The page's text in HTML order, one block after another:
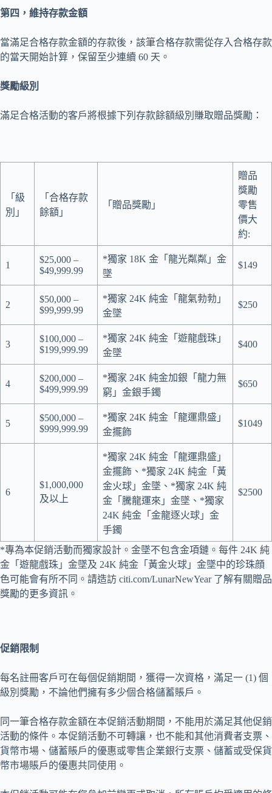
第四，維持存款金額
當滿足合格存款金額的存款後，該筆合格存款需從存入合格存款
的當天開始計算，保留至少連續 60 天。
獎勵級別
滿足合格活動的客戶將根據下列存款餘額級別賺取贈品獎勵：
「級
別」
「合格存款
餘額」
「贈品獎勵」
贈品
獎勵
零售
價大
約:
1
$25,000 –
$49,999.99
*獨家 18K 金「龍光粼粼」金
墜
$149
2
$50,000 –
$99,999.99
*獨家 24K 純金「龍氣勃勃」
金墜
$250
3
$100,000 –
$199,999.99
*獨家 24K 純金「遊龍戲珠」
金墜
$400
4
$200,000 –
$499,999.99
*獨家 24K 純金加銀「龍力無
窮」金銀手鐲
$650
5
$500,000 –
$999,999.99
*獨家 24K 純金「龍運鼎盛」
金擺飾
$1049
6
$1,000,000
及以上
*獨家 24K 純金「龍運鼎盛」
金擺飾、*獨家 24K 純金「黃
金火球」金墜、*獨家 24K 純
金「騰龍運來」金墜、*獨家
24K 純金「金龍逐火球」金
手鐲
$2500
*專為本促銷活動而獨家設計。金墜不包含金項鏈。每件 24K 純
金「遊龍戲珠」金墜及 24K 純金「黃金火球」金墜中的珍珠顔
色可能會有所不同。請造訪 citi.com/LunarNewYear 了解有關贈品
獎勵的更多資訊。
促銷限制
每名註冊客戶可在每個促銷期間，獲得一次資格，滿足一 (1) 個
級別獎勵，不論他們擁有多少個合格儲蓄賬戶。
同一筆合格存款金額在本促銷活動期間，不能用於滿足其他促銷
活動的條件。本促銷活動不可轉讓，也不能和其他消費者支票、
貨幣市場、儲蓄賬戶的優惠或零售企業銀行支票、儲蓄或受保貨
幣市場賬戶的優惠共同使用。